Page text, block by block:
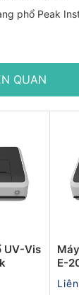
phổ Peak
QUAN
UV-Vis
E-